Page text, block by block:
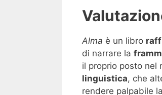
Alma è un libro
di narrare la
il proprio posto nel
linguistica, che
rendere palpabile